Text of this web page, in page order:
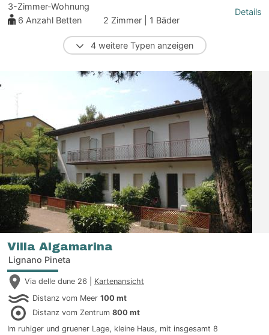
3-Zimmer-Wohnung
6 Anzahl Betten 2 Zimmer | 1 Bäder
Details
4 weitere Typen anzeigen
Villa Algamarina
Lignano Pineta
Via delle dune 26 | Kartenansicht
Distanz vom Meer 100 mt
Distanz vom Zentrum 800 mt
Im ruhiger und gruener Lage, kleine Haus, mit insgesamt 8